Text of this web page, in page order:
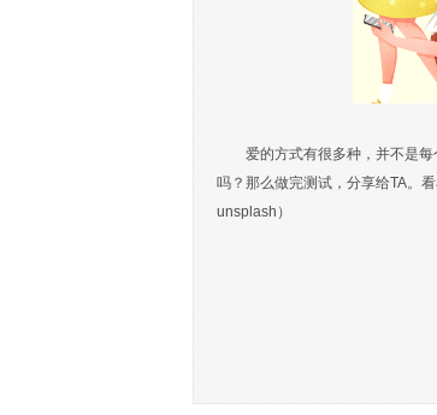
爱的方式有很多种，并不是
吗？那么做完测试，分享给TA。
unsplash）